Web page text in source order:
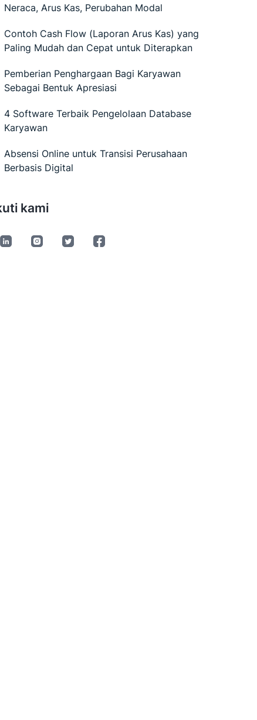
Neraca, Arus Kas, Perubahan Modal
Contoh Cash Flow (Laporan Arus Kas) yang
Paling Mudah dan Cepat untuk Diterapkan
Pemberian Penghargaan Bagi Karyawan
Sebagai Bentuk Apresiasi
4 Software Terbaik Pengelolaan Database
Karyawan
Absensi Online untuk Transisi Perusahaan
Berbasis Digital
kami